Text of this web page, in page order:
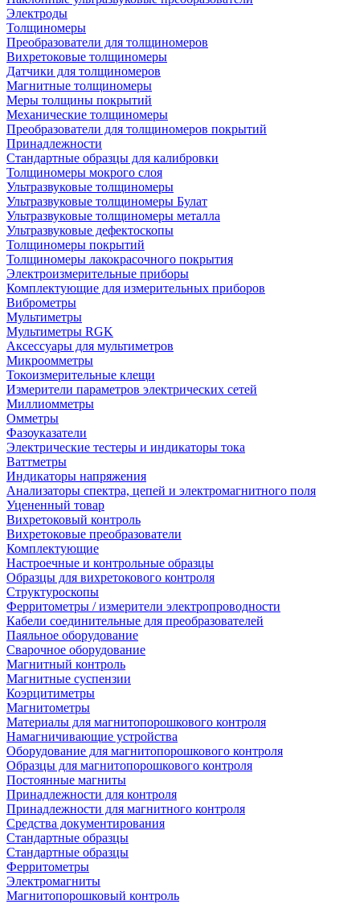
Электроды
Толщиномеры
Преобразователи для толщиномеров
Вихретоковые толщиномеры
Датчики для толщиномеров
Магнитные толщиномеры
Меры толщины покрытий
Механические толщиномеры
Преобразователи для толщиномеров покрытий
Принадлежности
Стандартные образцы для калибровки
Толщиномеры мокрого слоя
Ультразвуковые толщиномеры
Ультразвуковые толщиномеры Булат
Ультразвуковые толщиномеры металла
Ультразвуковые дефектоскопы
Толщиномеры покрытий
Толщиномеры лакокрасочного покрытия
Электроизмерительные приборы
Комплектующие для измерительных приборов
Виброметры
Мультиметры
Мультиметры RGK
Аксессуары для мультиметров
Микроомметры
Токоизмерительные клещи
Измерители параметров электрических сетей
Миллиомметры
Омметры
Фазоуказатели
Электрические тестеры и индикаторы тока
Ваттметры
Индикаторы напряжения
Анализаторы спектра, цепей и электромагнитного поля
Уцененный товар
Вихретоковый контроль
Вихретоковые преобразователи
Комплектующие
Настроечные и контрольные образцы
Образцы для вихретокового контроля
Структуроскопы
Ферритометры / измерители электропроводности
Кабели соединительные для преобразователей
Паяльное оборудование
Сварочное оборудование
Магнитный контроль
Магнитные суспензии
Коэрцитиметры
Магнитометры
Материалы для магнитопорошкового контроля
Намагничивающие устройства
Оборудование для магнитопорошкового контроля
Образцы для магнитопорошкового контроля
Постоянные магниты
Принадлежности для контроля
Принадлежности для магнитного контроля
Средства документирования
Стандартные образцы
Стандартные образцы
Ферритометры
Электромагниты
Магнитопорошковый контроль